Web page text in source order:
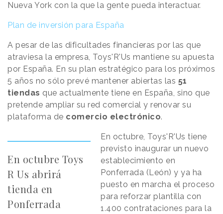
Nueva York con la que la gente pueda interactuar.
Plan de inversión para España
A pesar de las dificultades financieras por las que
atraviesa la empresa, Toys'R'Us mantiene su apuesta
por España. En su plan estratégico para los próximos
5 años no sólo prevé mantener abiertas las 51
tiendas que actualmente tiene en España, sino que
pretende ampliar su red comercial y renovar su
plataforma de comercio electrónico.
En octubre Toys
R Us abrirá
tienda en
Ponferrada
En octubre, Toys'R'Us tiene
previsto inaugurar un nuevo
establecimiento en
Ponferrada (León) y ya ha
puesto en marcha el proceso
para reforzar plantilla con
1.400 contrataciones para la